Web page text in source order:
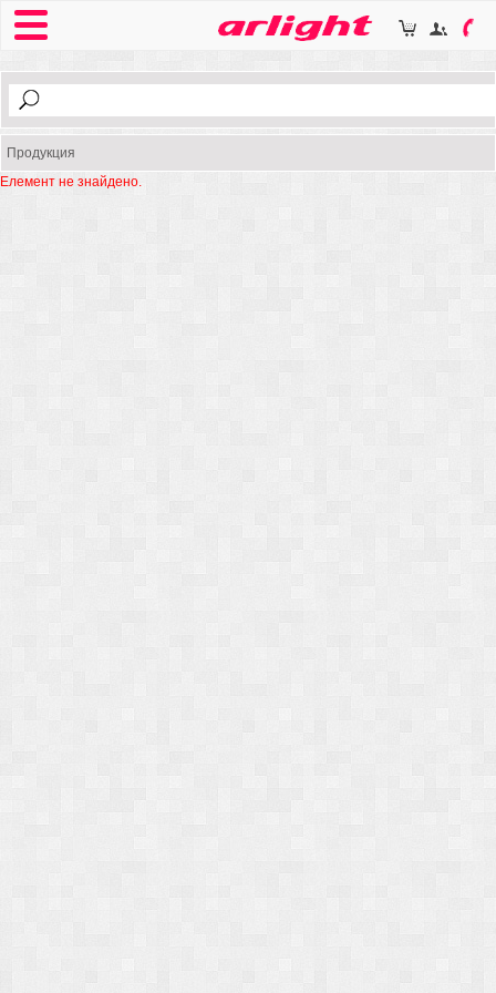
Продукция
Елемент не знайдено.